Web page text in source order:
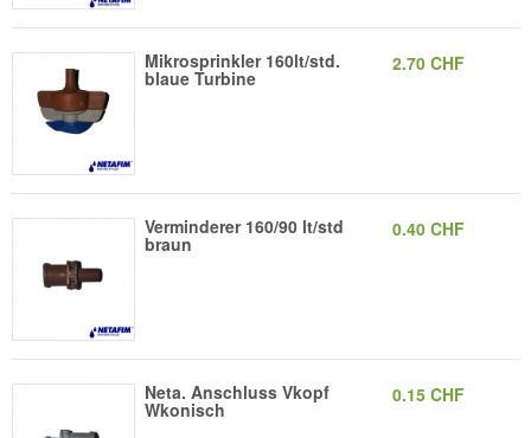
Mikrosprinkler 160lt/std.
blaue Turbine
2.70 CHF
Verminderer 160/90 lt/std
braun
0.40 CHF
Neta. Anschluss Vkopf
Wkonisch
0.15 CHF